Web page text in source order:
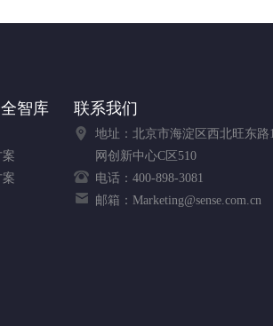
智库 联系我们
地址：北京市海淀区西北旺东路
网创新中心C区510
电话：400-898-3081
邮箱：Marketing@sense.com.cn